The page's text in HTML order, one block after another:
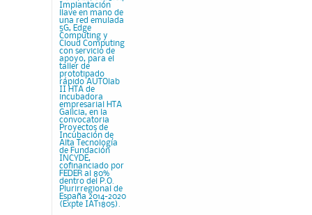
Implantación
llave en mano de
una red emulada
5G, Edge
Computing y
Cloud Computing
con servicio de
apoyo, para el
taller de
prototipado
rápido AUTOlab
II HTA de
incubadora
empresarial HTA
Galicia, en la
convocatoria
Proyectos de
Incubación de
Alta Tecnología
de Fundación
INCYDE,
cofinanciado por
FEDER al 80%
dentro del P.O.
Plurirregional de
España 2014-2020
(Expte IAT1805).